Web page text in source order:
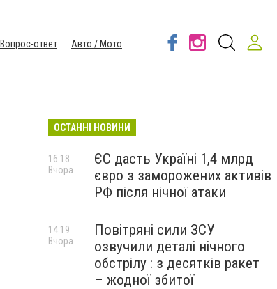
Вопрос-ответ
Авто / Мото
ОСТАННІ НОВИНИ
ЄС дасть Україні 1,4 млрд
євро з заморожених активів
РФ після нічної атаки
16:18
Вчора
Повітряні сили ЗСУ
озвучили деталі нічного
обстрілу : з десятків ракет
– жодної збитої
14:19
Вчора